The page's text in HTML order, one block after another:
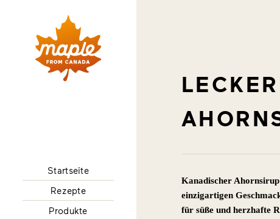
Startseite
Rezepte
Produkte
Kanadischer Ahornsirup
einzigartigen
für süße und herzhafte